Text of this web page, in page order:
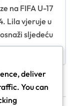
na FIFA U-17
Lila vjeruje u
sljedeću
deliver
You can